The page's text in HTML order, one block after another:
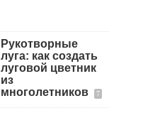
Рукотворные
луга: как создать
луговой цветник
из
многолетников
7